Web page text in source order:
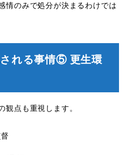
情のみで処分が決まるわけでは
れる事情⑤ 更生環
観点も重視します。